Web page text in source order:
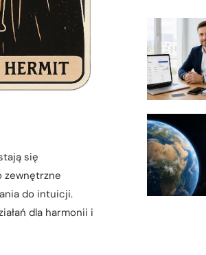
się
zewnętrzne
do intuicji.
dla harmonii i